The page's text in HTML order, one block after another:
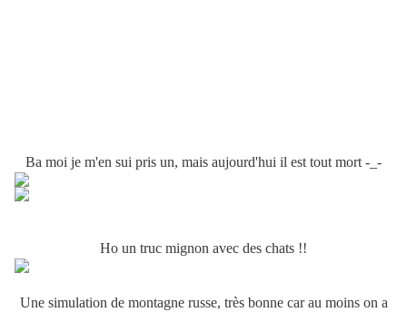
Ba moi je m'en sui pris un, mais aujourd'hui il est tout mort -_-
Ho un truc mignon avec des chats !!
Une simulation de montagne russe, très bonne car au moins on a